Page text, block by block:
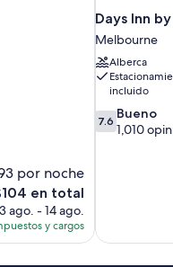
por noche
en total
ago. - 14 ago.
y cargos
Days Inn
Melbourne
Alberca
incluido
7.6
de
7.6 Bueno
1,010